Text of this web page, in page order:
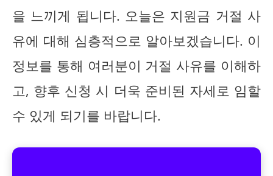
을 느끼게 됩니다. 오늘은 지원금 거절 사
유에 대해 심층적으로 알아보겠습니다. 이
정보를 통해 여러분이 거절 사유를 이해하
고, 향후 신청 시 더욱 준비된 자세로 임할
수 있게 되기를 바랍니다.